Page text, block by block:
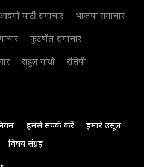
पार्टी समाचार
भाजपा समाचार
फुटबॉल समाचार
राहुल गांधी
रेसिपी
हमसे संपर्क करें
हमारे उसूल
विषय संग्रह